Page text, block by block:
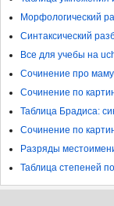
Морфологический
Синтаксический
Все для учебы на
Сочинение про маму
Сочинение по
Таблица Брадиса:
Сочинение по
Разряды
Таблица степеней